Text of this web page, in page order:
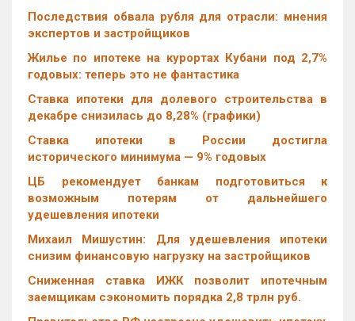
Последствия обвала рубля для отрасли: мнения
экспертов и застройщиков
Жилье по ипотеке на курортах Кубани под 2,7%
годовых: теперь это не фантастика
Ставка ипотеки для долевого строительства в
декабре снизилась до 8,28% (графики)
Cтавка ипотеки в России достигла
исторического минимума — 9% годовых
ЦБ рекомендует банкам подготовиться к
возможным потерям от дальнейшего
удешевления ипотеки
Михаил Мишустин: Для удешевления ипотеки
снизим финансовую нагрузку на застройщиков
Сниженная ставка ИЖК позволит ипотечным
заемщикам сэкономить порядка 2,8 трлн руб.